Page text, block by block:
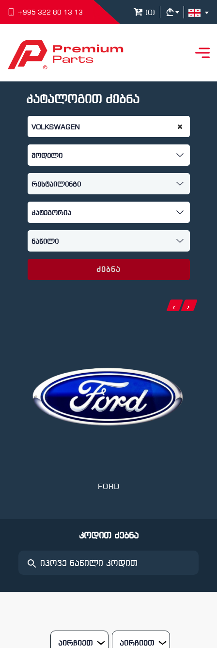
+995 322 80 13 13 (0)
კატალოგით ძებნა
ძებნა
FORD
‹ ›
კოდით ძებნა
აირჩიეთ აირჩიეთ